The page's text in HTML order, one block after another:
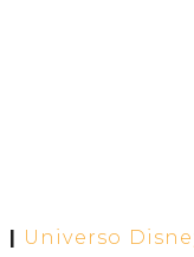
Universo